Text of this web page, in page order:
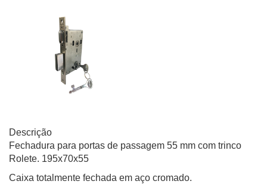
Descrição
Fechadura para portas de passagem 55 mm com trinco
Rolete. 195x70x55
Caixa totalmente fechada em aço cromado.